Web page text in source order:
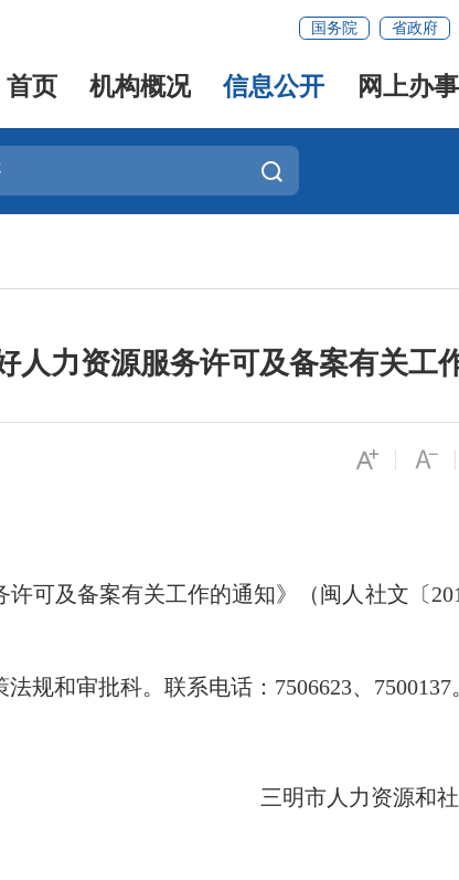
国务院 省政府
首页 机构概况 信息公开 网上办事
人力资源服务许可及备案有关工
可及备案有关工作的通知》（闽人社文〔
规和审批科。联系电话： 7506623、 7500137
三明市人力资源和